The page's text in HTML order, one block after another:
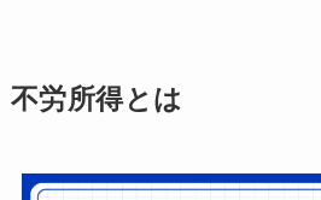
不労所得とは